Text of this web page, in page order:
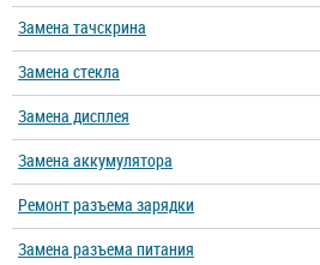
Замена тачскрина
Замена стекла
Замена дисплея
Замена аккумулятора
Ремонт разъема зарядки
Замена разъема питания